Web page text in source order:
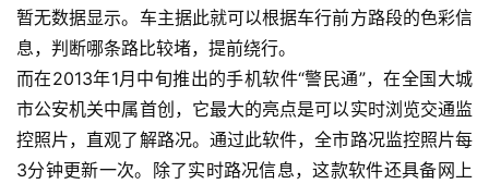
暂无数据显示。车主据此就可以根据车行前方路段的色彩信
息，判断哪条路比较堵，提前绕行。
而在2013年1月中旬推出的手机软件“警民通”，在全国大城
市公安机关中属首创，它最大的亮点是可以实时浏览交通监
控照片，直观了解路况。通过此软件，全市路况监控照片每
3分钟更新一次。除了实时路况信息，这款软件还具备网上